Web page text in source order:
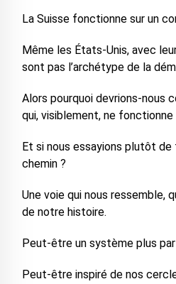
La Suisse fonctionne sur un
Même les États-Unis, avec
sont pas l’archétype de la
Alors pourquoi devrions-nous
qui, visiblement, ne fonctionne
Et si nous essayions plutôt
chemin ?
Une voie qui nous ressemble,
de notre histoire.
Peut-être un système plus
Peut-être inspiré de nos